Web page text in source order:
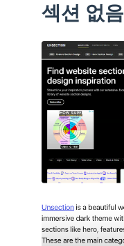
섹션 없음